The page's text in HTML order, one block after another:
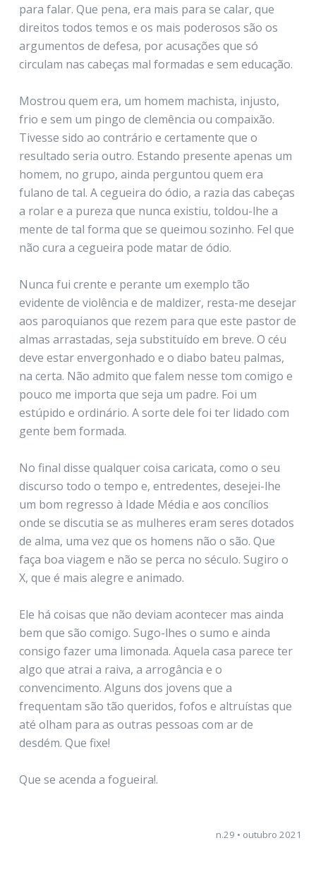
para falar. Que pena, era mais para se calar, que
direitos todos temos e os mais poderosos são os
argumentos de defesa, por acusações que só
circulam nas cabeças mal formadas e sem educação.
Mostrou quem era, um homem machista, injusto,
frio e sem um pingo de clemência ou compaixão.
Tivesse sido ao contrário e certamente que o
resultado seria outro. Estando presente apenas um
homem, no grupo, ainda perguntou quem era
fulano de tal. A cegueira do ódio, a razia das cabeças
a rolar e a pureza que nunca existiu, toldou-lhe a
mente de tal forma que se queimou sozinho. Fel que
não cura a cegueira pode matar de ódio.
Nunca fui crente e perante um exemplo tão
evidente de violência e de maldizer, resta-me desejar
aos paroquianos que rezem para que este pastor de
almas arrastadas, seja substituído em breve. O céu
deve estar envergonhado e o diabo bateu palmas,
na certa. Não admito que falem nesse tom comigo e
pouco me importa que seja um padre. Foi um
estúpido e ordinário. A sorte dele foi ter lidado com
gente bem formada.
No final disse qualquer coisa caricata, como o seu
discurso todo o tempo e, entredentes, desejei-lhe
um bom regresso à Idade Média e aos concílios
onde se discutia se as mulheres eram seres dotados
de alma, uma vez que os homens não o são. Que
faça boa viagem e não se perca no século. Sugiro o
X, que é mais alegre e animado.
Ele há coisas que não deviam acontecer mas ainda
bem que são comigo. Sugo-lhes o sumo e ainda
consigo fazer uma limonada. Aquela casa parece ter
algo que atrai a raiva, a arrogância e o
convencimento. Alguns dos jovens que a
frequentam são tão queridos, fofos e altruístas que
até olham para as outras pessoas com ar de
desdém. Que fixe!
Que se acenda a fogueira!.
n.29 • outubro 2021